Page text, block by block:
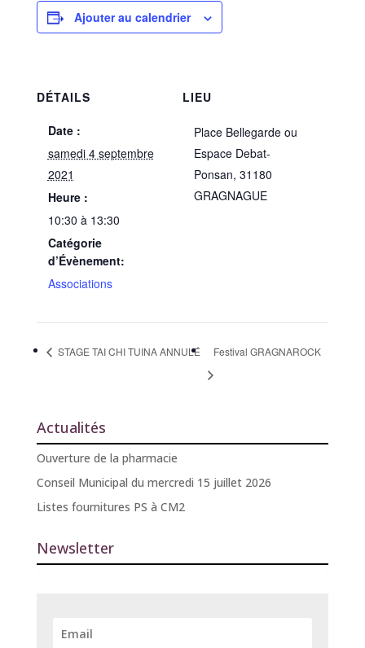
Ajouter au calendrier
DÉTAILS
Date :
samedi 4 septembre
2021
Heure :
10:30 à 13:30
Catégorie
d’Évènement:
Associations
LIEU
Place Bellegarde ou
Espace Debat-
Ponsan, 31180
GRAGNAGUE
STAGE TAI CHI TUINA ANNULÉ Festival GRAGNAROCK
Actualités
Ouverture de la pharmacie
Conseil Municipal du mercredi 15 juillet 2026
Listes fournitures PS à CM2
Newsletter